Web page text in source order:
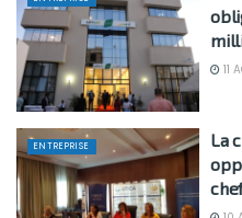
11
ENTREPRISE
La